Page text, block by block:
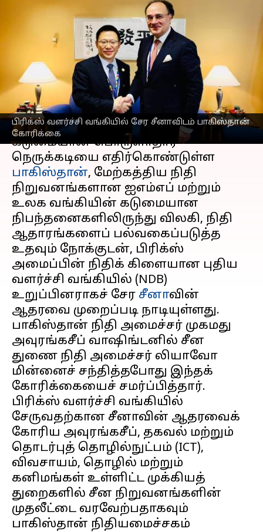
பிரிக்ஸ் வளர்ச்சி வங்கியில் சேர சீனாவிடம் பாகிஸ்தான்
கோரிக்கை
பிரிக்ஸ் அமைப்பின் புதிய
வளர்ச்சி வங்கியில் சேர
சீனாவிடம் பாகிஸ்தான்
ஆதரவு கோரிக்கை
எழுதியவர் Sekar Chinnappan Oct 17, 2025 09:01 pm
செய்தி முன்னோட்டம்
கடுமையான பொருளாதார
நெருக்கடியை எதிர்கொண்டுள்ள
பாகிஸ்தான், மேற்கத்திய நிதி
நிறுவனங்களான ஐஎம்எப் மற்றும்
உலக வங்கியின் கடுமையான
நிபந்தனைகளிலிருந்து விலகி, நிதி
ஆதாரங்களைப் பல்வகைப்படுத்த
உதவும் நோக்குடன், பிரிக்ஸ்
அமைப்பின் நிதிக் கிளையான புதிய
வளர்ச்சி வங்கியில் (NDB)
உறுப்பினராகச் சேர சீனாவின்
ஆதரவை முறைப்படி நாடியுள்ளது.
பாகிஸ்தான் நிதி அமைச்சர் முகமது
அவுரங்கசீப் வாஷிங்டனில் சீன
துணை நிதி அமைச்சர் லியாவோ
மின்னைச் சந்தித்தபோது இந்தக்
கோரிக்கையைச் சமர்ப்பித்தார்.
பிரிக்ஸ் வளர்ச்சி வங்கியில்
சேருவதற்கான சீனாவின் ஆதரவைக்
கோரிய அவுரங்கசீப், தகவல் மற்றும்
தொடர்புத் தொழில்நுட்பம் (ICT),
விவசாயம், தொழில் மற்றும்
கனிமங்கள் உள்ளிட்ட முக்கியத்
துறைகளில் சீன நிறுவனங்களின்
முதலீட்டை வரவேற்பதாகவும்
பாகிஸ்தான் நிதியமைச்சகம்